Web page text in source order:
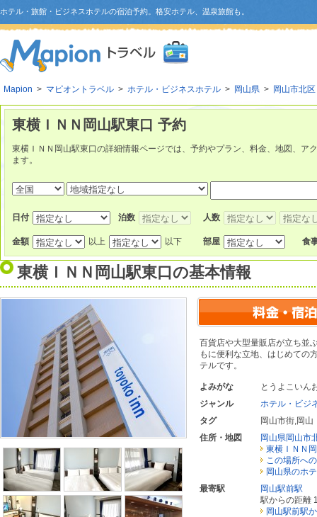
ホテル・旅館・ビジネスホテルの宿泊予約。格安ホテル、温泉旅館も。
Mapion > マピオントラベル > ホテル・ビジネスホテル > 岡山県 > 岡山市北区
東横ＩＮＮ岡山駅東口 予約
東横ＩＮＮ岡山駅東口の詳細情報ページでは、予約やプラン、料金、地図、ア
ます。
日付 泊数 人数
金額 以上 以下 部屋 食
東横ＩＮＮ岡山駅東口の基本情報
百貨店や大型量販店が立ち並
もに便利な立地、はじめての
テルです。
よみがな
とうよこいん
ジャンル
ホテル・ビジ
タグ
岡山市街,岡山
住所・地図
岡山県岡山市
東横ＩＮＮ
この場所へ
岡山県のホ
最寄駅
岡山駅前駅
駅からの距離
岡山駅前駅